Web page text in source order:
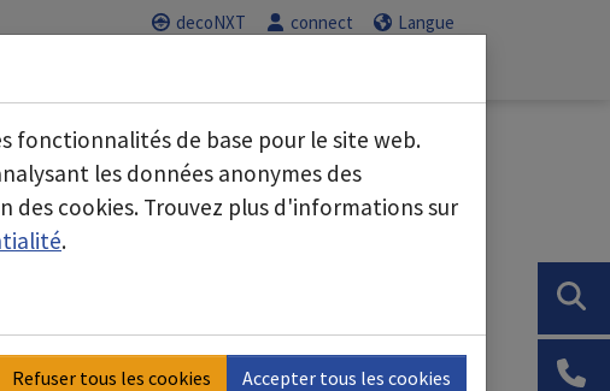
decoNXT connect Langue
les conditions locales, nous avons
fonctionnalités de base pour le site web.
les données anonymes des
cookies. Trouvez plus d'informations sur
.
Refuser tous les cookies Accepter tous les cookies